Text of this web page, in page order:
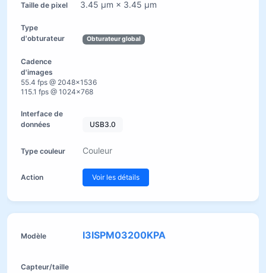
3.45 µm × 3.45 µm
Obturateur global
55.4 fps @ 2048×1536
115.1 fps @ 1024×768
USB3.0
Couleur
Voir les détails
I3ISPM03200KPA